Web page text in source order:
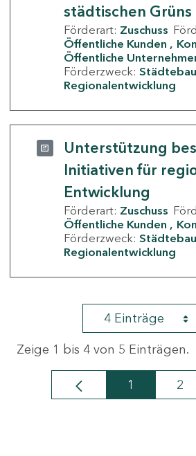
städtischen Grüns
Förderart: Zuschuss
Öffentliche Kunden
Öffentliche
Förderzweck:
Regionalentwicklung
Unterstützung
Initiativen für
Entwicklung
Förderart: Zuschuss
Öffentliche Kunden
Förderzweck:
Regionalentwicklung
4 Einträge
Zeige 1 bis 4 von 5 Einträgen.
Seite
1 2